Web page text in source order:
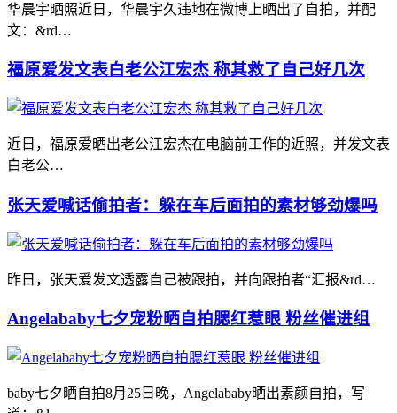
华晨宇晒照近日，华晨宇久违地在微博上晒出了自拍，并配
文：&rd…
福原爱发文表白老公江宏杰 称其救了自己好几次
近日，福原爱晒出老公江宏杰在电脑前工作的近照，并发文表
白老公…
张天爱喊话偷拍者：躲在车后面拍的素材够劲爆吗
昨日，张天爱发文透露自己被跟拍，并向跟拍者“汇报&rd…
Angelababy七夕宠粉晒自拍腮红惹眼 粉丝催进组
baby七夕晒自拍8月25日晚，Angelababy晒出素颜自拍，写